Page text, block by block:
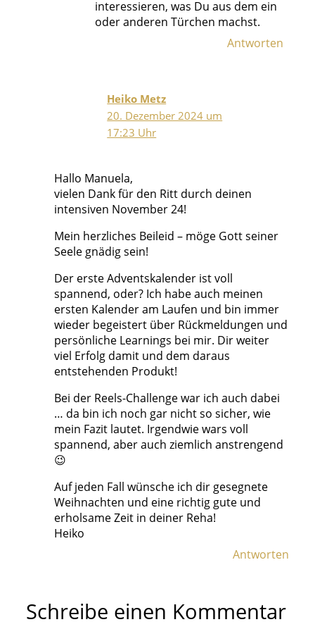
interessieren, was Du aus dem ein
oder anderen Türchen machst.
Antworten
Heiko Metz
20. Dezember 2024 um
17:23 Uhr
Hallo Manuela,
vielen Dank für den Ritt durch deinen
intensiven November 24!
Mein herzliches Beileid – möge Gott seiner
Seele gnädig sein!
Der erste Adventskalender ist voll
spannend, oder? Ich habe auch meinen
ersten Kalender am Laufen und bin immer
wieder begeistert über Rückmeldungen und
persönliche Learnings bei mir. Dir weiter
viel Erfolg damit und dem daraus
entstehenden Produkt!
Bei der Reels-Challenge war ich auch dabei
… da bin ich noch gar nicht so sicher, wie
mein Fazit lautet. Irgendwie wars voll
spannend, aber auch ziemlich anstrengend
😉
Auf jeden Fall wünsche ich dir gesegnete
Weihnachten und eine richtig gute und
erholsame Zeit in deiner Reha!
Heiko
Antworten
Schreibe einen Kommentar